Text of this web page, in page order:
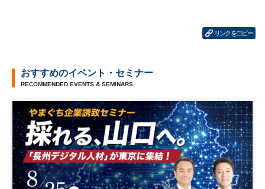
リンクをコピー
おすすめのイベント・セミナー
RECOMMENDED EVENTS & SEMINARS